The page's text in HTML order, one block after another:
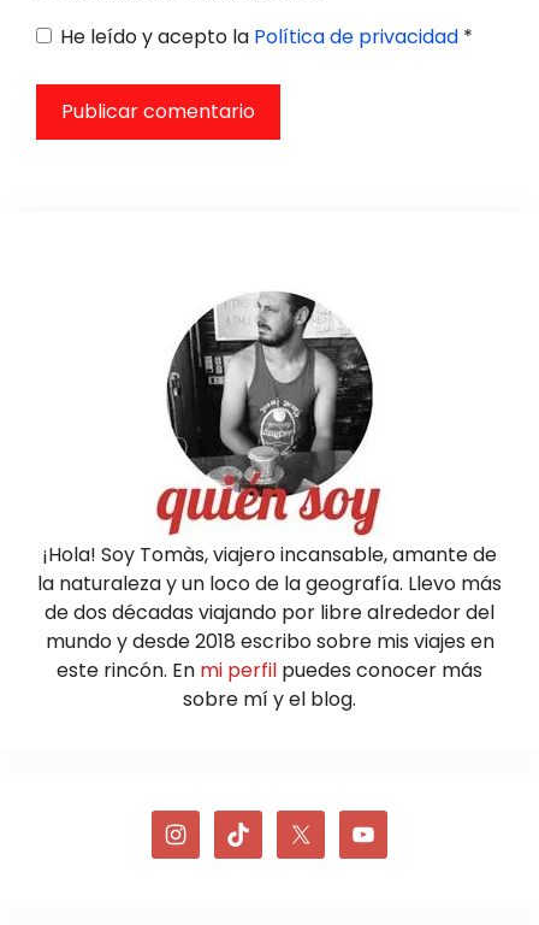
He leído y acepto la Política de privacidad *
¡Hola! Soy Tomàs, viajero incansable, amante de
la naturaleza y un loco de la geografía. Llevo más
de dos décadas viajando por libre alrededor del
mundo y desde 2018 escribo sobre mis viajes en
este rincón. En mi perfil puedes conocer más
sobre mí y el blog.